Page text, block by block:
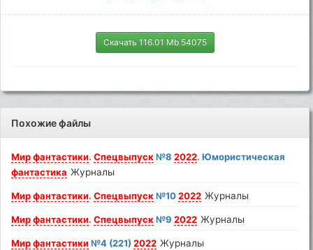
Скачать 116.01 Mb 54075
Похожие файлы
Мир фантастики.Спецвыпуск№82022. Юмористическая
фантастика Журналы
Мир фантастики.Спецвыпуск№102022 Журналы
Мир фантастики.Спецвыпуск№92022 Журналы
Мир фантастики№4 (221)2022 Журналы